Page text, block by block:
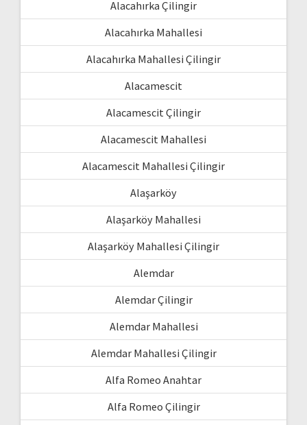
Alacahırka Çilingir
Alacahırka Mahallesi
Alacahırka Mahallesi Çilingir
Alacamescit
Alacamescit Çilingir
Alacamescit Mahallesi
Alacamescit Mahallesi Çilingir
Alaşarköy
Alaşarköy Mahallesi
Alaşarköy Mahallesi Çilingir
Alemdar
Alemdar Çilingir
Alemdar Mahallesi
Alemdar Mahallesi Çilingir
Alfa Romeo Anahtar
Alfa Romeo Çilingir